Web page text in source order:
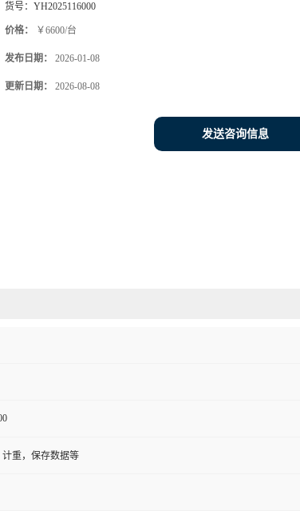
货号： YH2025116000
价格： ￥6600/台
发布日期： 2026-01-08
更新日期： 2026-08-08
发送咨询信息
重，保存数据等